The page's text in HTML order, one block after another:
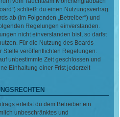
schließt du einen Nutzungsvertrag
ab (im Folgenden „Betreiber“) und
Regelungen einverstanden.
nicht einverstanden bist, so darfst
Für die Nutzung des Boards
Stelle veröffentlichten Regelungen.
unbestimmte Zeit geschlossen und
Einhaltung einer Frist jederzeit
erteilst du dem Betreiber ein
unbeschränktes und